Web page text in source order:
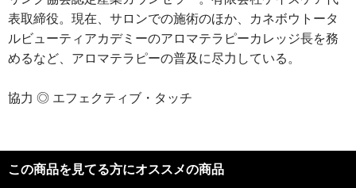
表取締役。現在、サロンでの施術のほか、カネボウトータ
ルビューティアカデミーのアロマテラピーカレッジ長を務
めるなど、アロマテラピーの普及に尽力している。
協力 ◎ エフェクティブ・タッチ
この商品を見てる方にオススメの商品